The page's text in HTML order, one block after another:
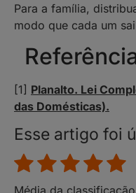
Para a família,
modo que cada um
[1] Planalto. Lei
das Domésticas).
Esse artigo foi
Média da classificação